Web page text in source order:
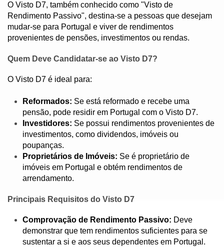
O Visto D7, também conhecido como "Visto de
Rendimento Passivo", destina-se a pessoas que desejam
mudar-se para Portugal e viver de rendimentos
provenientes de pensões, investimentos ou rendas.
Quem Deve Candidatar-se ao Visto D7?
O Visto D7 é ideal para:
Reformados: Se está reformado e recebe uma
pensão, pode residir em Portugal com o Visto D7.
Investidores: Se possui rendimentos provenientes de
investimentos, como dividendos, imóveis ou
poupanças.
Proprietários de Imóveis: Se é proprietário de
imóveis em Portugal e obtém rendimentos de
arrendamento.
Principais Requisitos do Visto D7
Comprovação de Rendimento Passivo: Deve
demonstrar que tem rendimentos suficientes para se
sustentar a si e aos seus dependentes em Portugal.